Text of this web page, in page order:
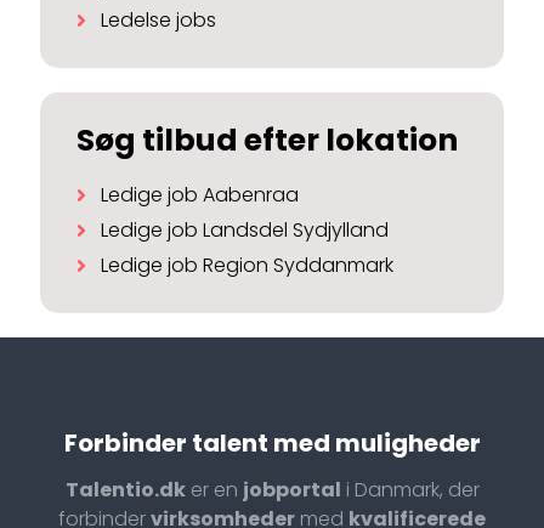
Ledelse jobs
Søg tilbud efter lokation
Ledige job Aabenraa
Ledige job Landsdel Sydjylland
Ledige job Region Syddanmark
Forbinder talent med muligheder
Talentio.dker en jobportal i Danmark, der
forbindervirksomheder med kvalificerede